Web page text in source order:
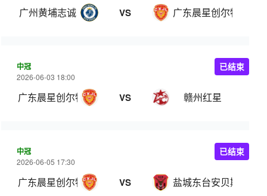
广州黄埔志诚 VS 广东晨星创尔特
中冠
2026-06-03 18:00
广东晨星创尔特 VS 赣州红星
已结束
中冠
2026-06-05 17:30
广东晨星创尔特 VS 盐城东台安贝斯
已结束